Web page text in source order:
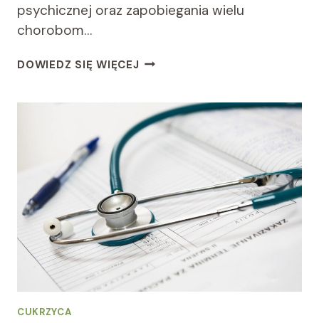
psychicznej oraz zapobiegania wielu
chorobom…
DOWIEDZ SIĘ WIĘCEJ ZŁOTE
TRYBU
ŻYCIA
CUKRZYCA